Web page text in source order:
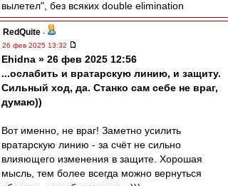
вылетел", без всяких double elimination
RedQuite -
26 фев 2025 13:32
Ehidna » 26 фев 2025 12:56
...ослабить и вратарскую линию, и защиту.
Сильный ход, да. Станко сам себе не враг,
думаю))
Вот именно, не враг! Заметно усилить
вратарскую линию - за счёт не сильно
влияющего изменения в защите. Хорошая
мысль, тем более всегда можно вернуться